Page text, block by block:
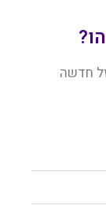
חדשה